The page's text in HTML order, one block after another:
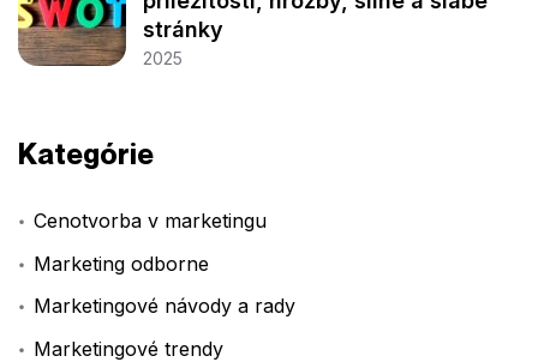
stránky
2025
Kategórie
Cenotvorba v marketingu
Marketing odborne
Marketingové návody a rady
Marketingové trendy